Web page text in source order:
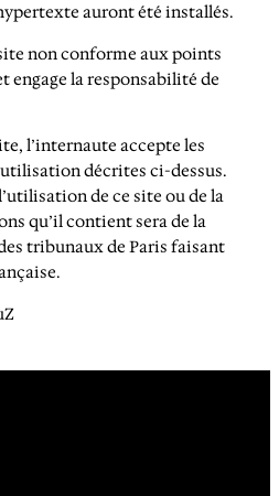
auront été installés.
non conforme aux points
engage la responsabilité de
l’internaute accepte les
décrites ci-dessus.
de ce site ou de la
qu’il contient sera de la
tribunaux de Paris faisant